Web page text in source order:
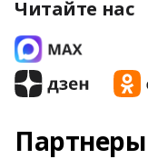
Читайте нас
Партнеры